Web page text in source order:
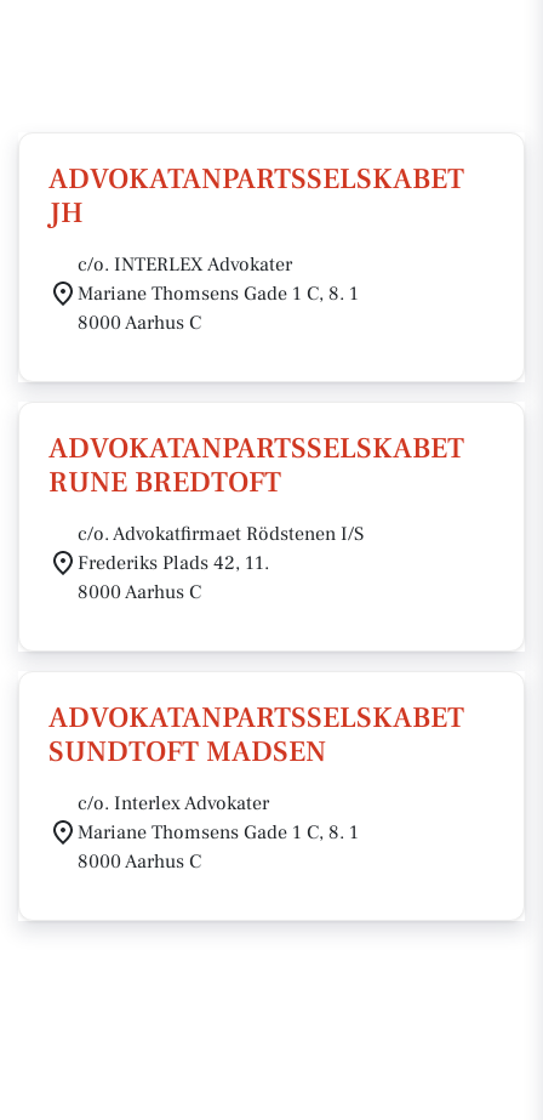
ADVOKATANPARTSSELSKABET
JH
c/o. INTERLEX Advokater
Mariane Thomsens Gade 1 C, 8. 1
8000 Aarhus C
ADVOKATANPARTSSELSKABET
RUNE BREDTOFT
c/o. Advokatfirmaet Rödstenen I/S
Frederiks Plads 42, 11.
8000 Aarhus C
ADVOKATANPARTSSELSKABET
SUNDTOFT MADSEN
c/o. Interlex Advokater
Mariane Thomsens Gade 1 C, 8. 1
8000 Aarhus C